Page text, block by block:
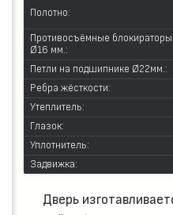
Полотно:
Противосъёмные блокираторы
Ø16 мм.:
Петли на подшипнике Ø22мм.:
Ребра жёсткости:
Утеплитель:
Глазок:
Уплотнитель:
Задвижка:
Дверь